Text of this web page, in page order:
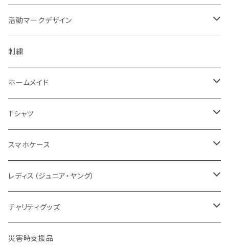
黄色系
キャップ・帽子
ベージュ系
乗車服&機動服
キャップ・帽子
パブ衣装
ナイトウエア
ステージ衣装
スポーツウエア
レディス対応（メンズサイズダウン）
レディスシルエット
ベルト
バッグ
ポーチ
ブーツ
ソックス
パッド
BDU
ネイビーカラー
デルタブランド
乗車型
タクティカル
コンパクト
キャップ
刺繍
シルク印刷
フェイスマスク
メガネ
ショール
腕のガード
メーカー取り寄せ
セット販売
パッド
タクティカル
コンバット
ベルト
弾帯
刺繍IDプレート
緊急時表示
警戒表示
オリジナル
通信
支援
情報
自警団
消防団
活動マークデザイン
活動チームマーク
刺繍
ホームメイド
エスコートエンジェル
セット
ガンスタンド
Tシャツ
オールジャパンコールサイン
レスキューオレンジ
民間防災
ISHIKAWA
北海道
スマホケース
消防
警察
バイク
レディス（ジュニア・ヤング）
ユニフォーム
ドライウェア
チャリティグッズ
デザインデータ
災害時支援品